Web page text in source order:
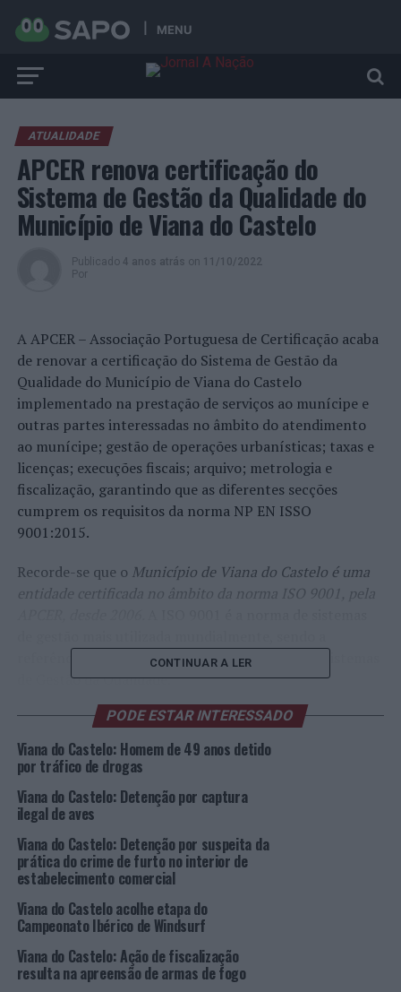
MENU
ATUALIDADE
APCER renova certificação do
Sistema de Gestão da Qualidade do
Município de Viana do Castelo
Publicado 4 anos atrás on 11/10/2022
Por
A APCER – Associação Portuguesa de Certificação acaba
de renovar a certificação do Sistema de Gestão da
Qualidade do Município de Viana do Castelo
implementado na prestação de serviços ao munícipe e
outras partes interessadas no âmbito do atendimento
ao munícipe; gestão de operações urbanísticas; taxas e
licenças; execuções fiscais; arquivo; metrologia e
fiscalização, garantindo que as diferentes secções
cumprem os requisitos da norma NP EN ISSO
9001:2015.
Recorde-se que o Município de Viana do Castelo é uma
entidade certificada no âmbito da norma ISO 9001, pela
referência internacional para a Certificação de Sistemas
de Gestão da Qualidade.
Esta norma de gestão tem como principal intuito ser
usada pelas empresas como um guia de implementação
de um Sistema de Gestão da Qualidade reconhecido.
ISO 9001 é criada uma força motriz que impulsionará de
forma sustentada a qualidade do produto/serviço.
A adoção de um Sistema de Gestão da Qualidade é,
segundo a ISO 9001, uma decisão estratégica da
Organização, ou seja, tomada ao mais alto nível de
decisão para servir um propósito específico e obter
resultados.
CONTINUAR A LER
PODE ESTAR INTERESSADO
Viana do Castelo: Homem de 49 anos detido
por tráfico de drogas
Viana do Castelo: Detenção por captura
ilegal de aves
Viana do Castelo: Detenção por suspeita da
prática do crime de furto no interior de
estabelecimento comercial
Viana do Castelo acolhe etapa do
Campeonato Ibérico de Windsurf
Viana do Castelo: Ação de fiscalização
resulta na apreensão de armas de fogo